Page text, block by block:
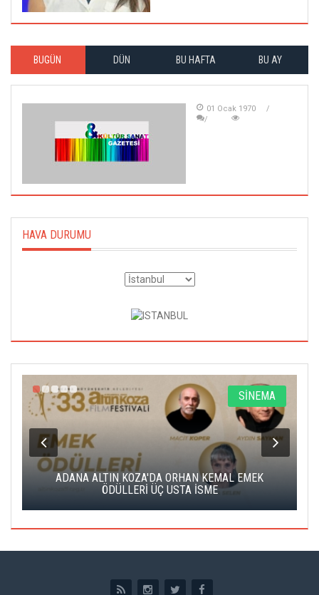
BUGÜN DÜN BU HAFTA BU AY
01 Ocak 1970
HAVA DURUMU
SİNEMA
ADANA ALTIN KOZA'DA ORHAN KEMAL EMEK
ÖDÜLLERİ ÜÇ USTA İSME